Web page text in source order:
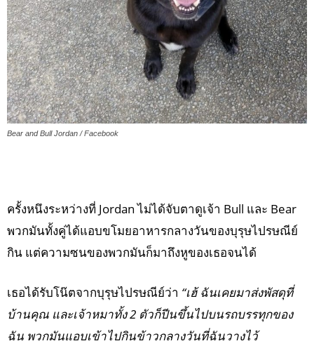
Bear and Bull Jordan / Facebook
ครั้งหนึงระหว่างที่ Jordan ไม่ได้จับตาดูเจ้า Bull และ Bear
พวกมันทั้งคู่ได้แอบขโมยอาหารกลางวันของบุรุษไปรษณีย์
กิน แต่ความซนของพวกมันก็มาถึงหูของเธอจนได้
เธอได้รับโน๊ตจากบุรุษไปรษณีย์ว่า “เฮ้ ฉันเคยมาส่งพัสดุที่
บ้านคุณ และเจ้าหมาทั้ง 2 ตัวก็ปีนขึ้นไปบนรถบรรทุกของ
ฉัน พวกมันแอบเข้าไปกินข้าวกลางวันที่ฉันวางไว้